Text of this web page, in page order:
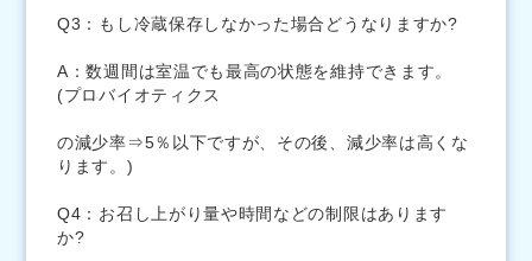
Q3：もし冷蔵保存しなかった場合どうなりますか?
A：数週間は室温でも最高の状態を維持できます。
(プロバイオティクス
の減少率⇒5％以下ですが、その後、減少率は高くな
ります。)
Q4：お召し上がり量や時間などの制限はあります
か?